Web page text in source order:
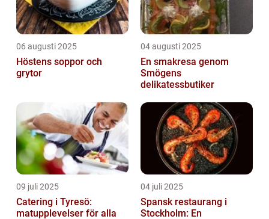
06 augusti 2025
Höstens soppor och
grytor
04 augusti 2025
En smakresa genom
Smögens
delikatessbutiker
09 juli 2025
Catering i Tyresö:
matupplevelser för alla
04 juli 2025
Spansk restaurang i
Stockholm: En